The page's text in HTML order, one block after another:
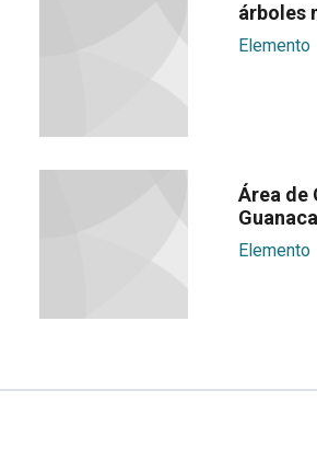
árboles
Elemento
Área de
Elemento